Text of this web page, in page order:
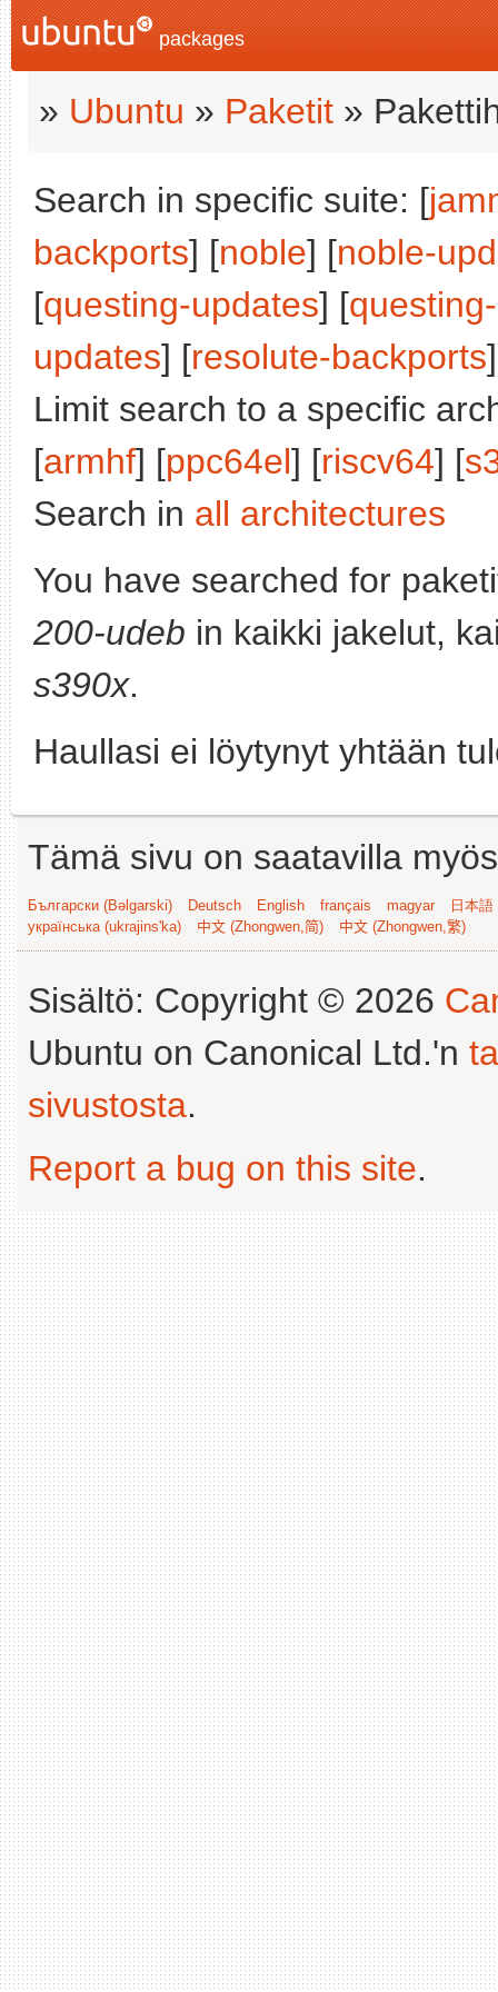
packages
» Ubuntu » Paketit »
Search in specific suite: [
backports] [noble] [noble-
[questing-updates] [
updates] [resolute-backports
Limit search to a specific
[armhf] [ppc64el] [riscv64] [
Search in all architectures
You have searched for
200-udeb in kaikki jakelut,
s390x.
Haullasi ei löytynyt yhtään
Tämä sivu on saatavilla
Български (Bəlgarski) Deutsch English français magyar
日本
українська (ukrajins'ka)
中文 (Zhongwen,简) 中文 (Zhongwen,繁)
Sisältö: Copyright © 2026
Ubuntu on Canonical Ltd.'n
sivustosta.
Report a bug on this site.